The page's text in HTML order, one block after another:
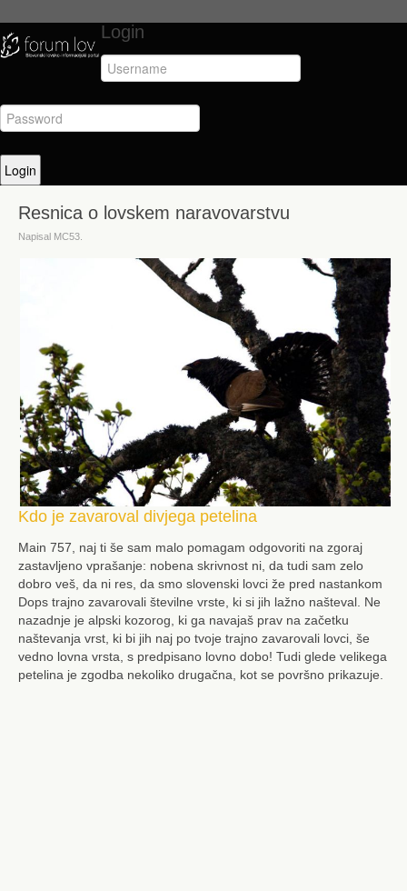
Login
Resnica o lovskem naravovarstvu
Napisal MC53.
Kdo je zavaroval divjega petelina
Main 757, naj ti še sam malo pomagam odgovoriti na zgoraj
zastavljeno vprašanje: nobena skrivnost ni, da tudi sam zelo
dobro veš, da ni res, da smo slovenski lovci že pred nastankom
Dops trajno zavarovali številne vrste, ki si jih lažno našteval. Ne
nazadnje je alpski kozorog, ki ga navajaš prav na začetku
naštevanja vrst, ki bi jih naj po tvoje trajno zavarovali lovci, še
vedno lovna vrsta, s predpisano lovno dobo! Tudi glede velikega
petelina je zgodba nekoliko drugačna, kot se površno prikazuje.